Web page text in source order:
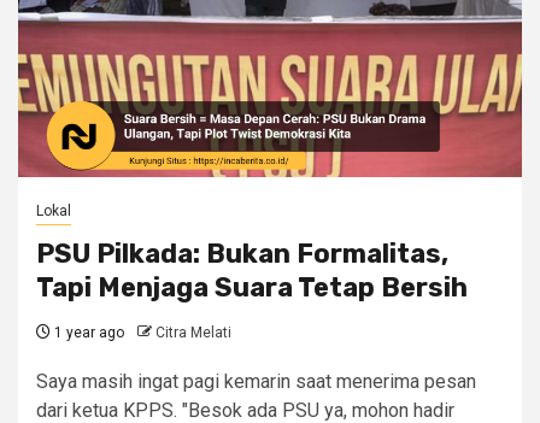
Lokal
PSU Pilkada: Bukan Formalitas,
Tapi Menjaga Suara Tetap Bersih
1 year ago Citra Melati
Saya masih ingat pagi kemarin saat menerima pesan
dari ketua KPPS. "Besok ada PSU ya, mohon hadir